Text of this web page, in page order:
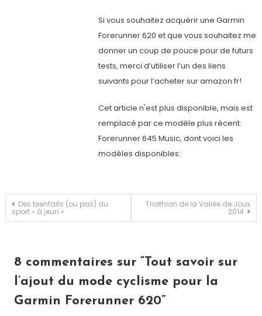
Si vous souhaitez acquérir une Garmin
Forerunner 620 et que vous souhaitez me
donner un coup de pouce pour de futurs
tests, merci d’utiliser l’un des liens
suivants pour l’acheter sur amazon.fr!
Cet article n'est plus disponible, mais est
remplacé par ce modèle plus récent:
Forerunner 645 Music, dont voici les
modèles disponibles:
Navigation
l’article
Des bienfaits (ou pas) du
sport « à jeun »
Triathlon de la Vallée de Joux
2014
8 commentaires sur “Tout savoir sur
l’ajout du mode cyclisme pour la
Garmin Forerunner 620”